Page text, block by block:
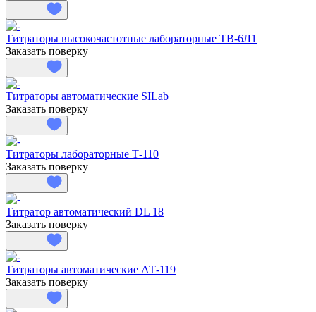
Титраторы высокочастотные лабораторные ТВ-6Л1
Заказать поверку
Титраторы автоматические SILab
Заказать поверку
Титраторы лабораторные Т-110
Заказать поверку
Титратор автоматический DL 18
Заказать поверку
Титраторы автоматические АТ-119
Заказать поверку